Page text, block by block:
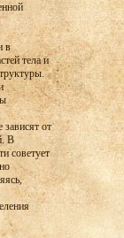
в
тела и
от
В
советует